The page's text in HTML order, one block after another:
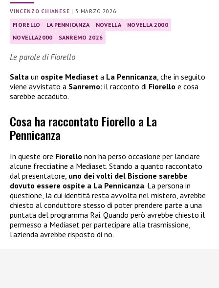
VINCENZO CHIANESE |3 MARZO 2026
FIORELLO LA PENNICANZA NOVELLA
NOVELLA 2000
NOVELLA2000
SANREMO 2026
Le parole di Fiorello
Salta un ospite Mediaset a La Pennicanza, che in seguito
viene avvistato a Sanremo: il racconto di Fiorello e cosa
sarebbe accaduto.
Cosa ha raccontato Fiorello a La
Pennicanza
In queste ore Fiorello non ha perso occasione per lanciare
alcune frecciatine a Mediaset. Stando a quanto raccontato
dal presentatore, uno dei volti del Biscione sarebbe
dovuto essere ospite a La Pennicanza. La persona in
questione, la cui identità resta avvolta nel mistero, avrebbe
chiesto al conduttore stesso di poter prendere parte a una
puntata del programma Rai. Quando però avrebbe chiesto il
permesso a Mediaset per partecipare alla trasmissione,
l’azienda avrebbe risposto di no.